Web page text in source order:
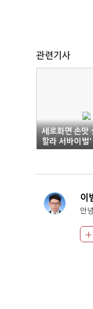
관련기사
세로화면 손맛
할라 서바이벌'
이
안